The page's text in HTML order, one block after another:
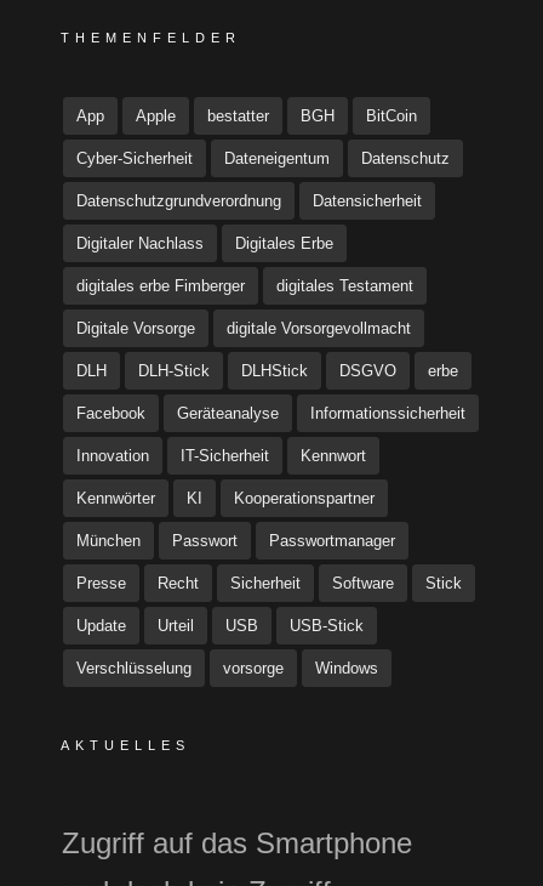
THEMENFELDER
App Apple bestatter BGH BitCoin
Cyber-Sicherheit Dateneigentum Datenschutz
Datenschutzgrundverordnung Datensicherheit
Digitaler Nachlass Digitales Erbe
digitales erbe Fimberger digitales Testament
Digitale Vorsorge digitale Vorsorgevollmacht
DLH DLH-Stick DLHStick DSGVO erbe
Facebook Geräteanalyse Informationssicherheit
Innovation IT-Sicherheit Kennwort
Kennwörter KI Kooperationspartner
München Passwort Passwortmanager
Presse Recht Sicherheit Software Stick
Update Urteil USB USB-Stick
Verschlüsselung vorsorge Windows
AKTUELLES
Zugriff auf das Smartphone